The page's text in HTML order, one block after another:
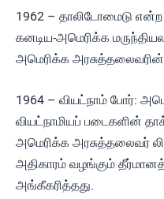
1962 – தாலிடோமைடு என்ற
கனடிய-அமெரிக்க
அமெரிக்க அரசுத்தலைவரின்
1964 – வியட்நாம் போர்:
வியட்நாமியப் படைகளின்
அமெரிக்க அரசுத்தலைவர்
அதிகாரம் வழங்கும்
அங்கீகரித்தது.